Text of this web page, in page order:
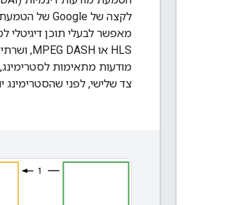
מאפשר לבעלי תוכן דיגיטלי
צד שלישי, לפני שהסטרימינג